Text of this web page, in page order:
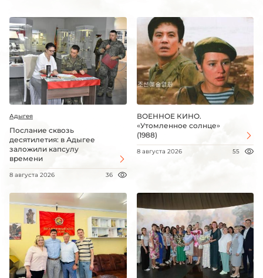
Адыгея
Послание сквозь
десятилетия: в Адыгее
заложили капсулу
времени
8 августа 2026 36
ВОЕННОЕ КИНО.
«Утомленное солнце»
(1988)
8 августа 2026 55